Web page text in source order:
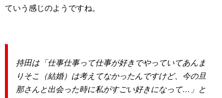
ていう感じのようですね。
持田は「仕事仕事って仕事が好きでやっていてあんま
りそこ（結婚）は考えてなかったんですけど、今の旦
那さんと出会った時に私がすごい好きになって…」と